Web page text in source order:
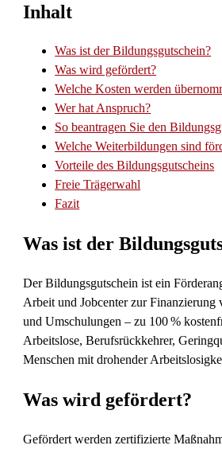
Inhalt
Was ist der Bildungsgutschein?
Was wird gefördert?
Welche Kosten werden
Wer hat Anspruch?
So beantragen Sie den
Welche Weiterbildungen sind
Vorteile des Bildungsgutscheins
Freie Trägerwahl
Fazit
Was ist der
Der Bildungsgutschein ist ein
Arbeit und Jobcenter zur Finanzierung
und Umschulungen – zu 100 %
Arbeitslose, Berufsrückkehrer,
Menschen mit drohender
Was wird gefördert?
Gefördert werden zertifizierte